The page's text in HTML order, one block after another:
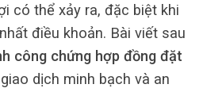
có thể xảy ra, đặc biệt khi
điều khoản. Bài viết sau
công chứng hợp đồng đặt
dịch minh bạch và an